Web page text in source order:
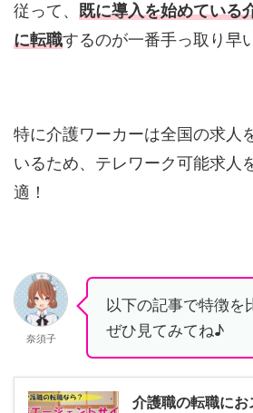
従って、 既に導入を始めている
に転職するのが一番手っ取り早
特に介護ワーカーは全国の求人
いるため、テレワーク可能求人
適！
奈須子
以下の記事で特徴を
ぜひ見てみてね♪
介護職の転職に